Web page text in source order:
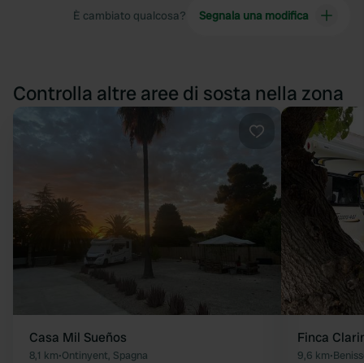
È cambiato qualcosa? Segnala una modifica
Controlla altre aree di sosta nella zona
Preferito
Casa Mil Sueños
8,1 km•Ontinyent, Spagna
Finca
9,6 km•